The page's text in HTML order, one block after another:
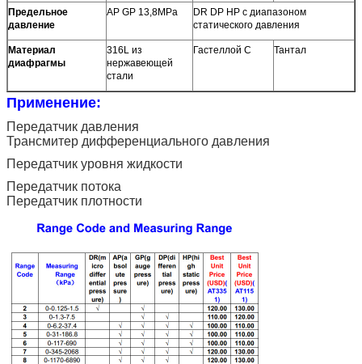
Предельное
давление
AP GP 13,8MPa
DR DP HP с диапазоном
статического давления
Материал
диафрагмы
316L из
нержавеющей
стали
Гастеллой С Тантал
Применение:
Передатчик давления
Трансмитер дифференциального давления
Передатчик уровня жидкости
Передатчик потока
Передатчик плотности